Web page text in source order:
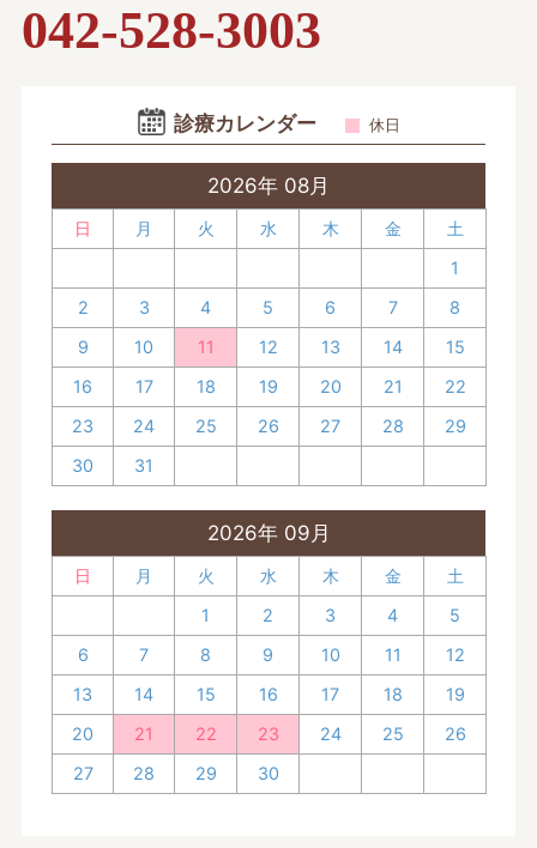
042-528-3003
診療カレンダー 休日
2026年 08月
日 月 火 水 木 金
土
1
2
3 4 5 6 7
8
9
10 11 12 13 14
15
16
17 18 19 20 21
22
23
24 25 26 27 28
29
30
31
2026年 09月
日 月 火 水 木 金
土
1
2 3 4
5
6
7 8 9 10 11
12
13
14 15 16 17 18
19
20
21 22 23 24 25
26
27
28 29 30